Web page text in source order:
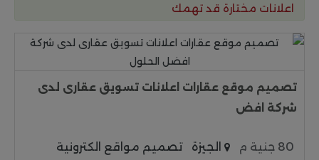
اعلانات مختارة قد تهمك
تصميم موقع عقارات اعلانات تسويق عقارى لدى
شركة افض
80 جنية م الجيزة
تصميم مواقع الكترونية